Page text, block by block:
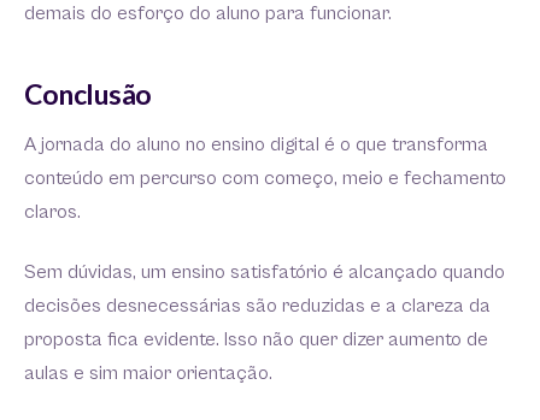
demais do esforço do aluno para funcionar.
Conclusão
A jornada do aluno no ensino digital é o que transforma
conteúdo em percurso com começo, meio e fechamento
claros.
Sem dúvidas, um ensino satisfatório é alcançado quando
decisões desnecessárias são reduzidas e a clareza da
proposta fica evidente. Isso não quer dizer aumento de
aulas e sim maior orientação.